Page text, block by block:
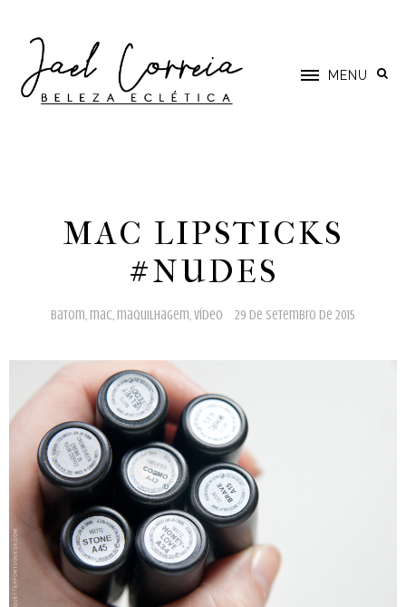
MENU
MAC LIPSTICKS
#NUDES
batom, mac, maquilhagem,vídeo 29 de setembro de 2015